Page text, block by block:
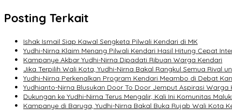
Posting Terkait
Ishak Ismail Siap Kawal Sengketa Pilwali Kendari di MK
Yudhi-Nirna Klaim Menang Pilwali Kendari Hasil Hitung Cepat
Kampanye Akbar Yudhi-Nirna Dipadati Ribuan Warga Kendari
Jika Terpilih Wali Kota, Yudhi-Nirna Bakal Rangkul Semua Rival
Yudhi-Nirna Perkenalkan Program Kendari Meambo di Debat
Yudhianto-Nirna Blusukan Door To Door Jemput Aspirasi Warga
Dukungan ke Yudhi-Nirna Terus Mengalir, Kali Ini Komunitas
Kampanye di Baruga, Yudhi-Nirna Bakal Buka Rujab Wali Kota